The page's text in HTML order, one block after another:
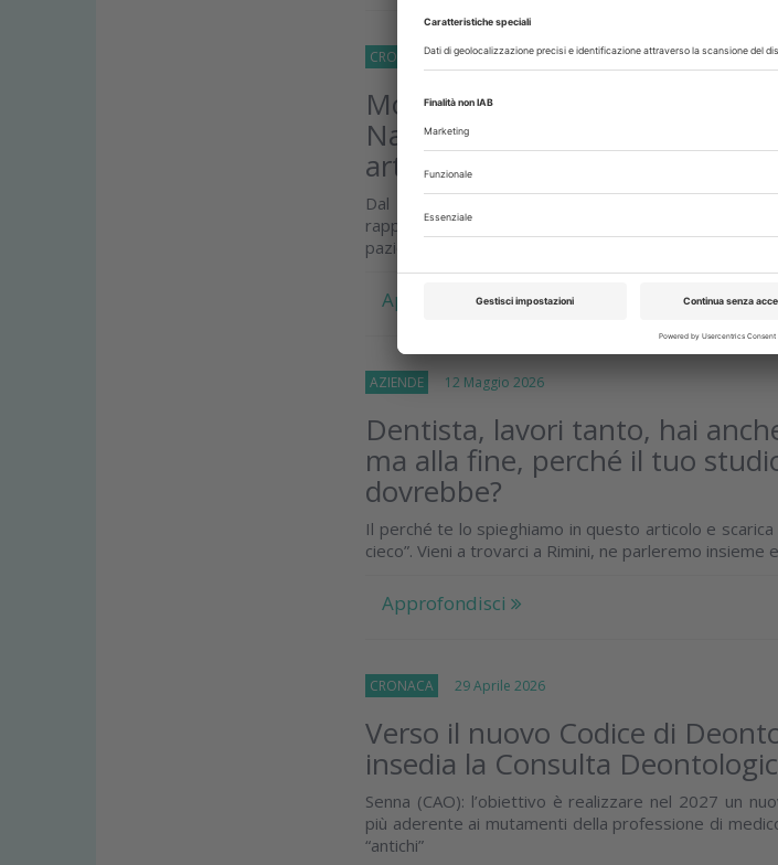
CRONACA 15 Maggio 2026
Momento di approfondimento
Nazionale all’Expodental
artificiale
Dal Congresso CAO all’Expodental Meeting il
rappresenta uno strumento potente, ma la cura è
paziente
Approfondisci
AZIENDE 12 Maggio 2026
Dentista, lavori tanto, hai
ma alla fine, perché il tuo
dovrebbe?
Il perché te lo spieghiamo in questo articolo e
cieco”. Vieni a trovarci a Rimini, ne parleremo insieme
Approfondisci
CRONACA 29 Aprile 2026
Verso il nuovo Codice di
insedia la Consulta
Senna (CAO): l’obiettivo è realizzare nel 2027 un
più aderente ai mutamenti della professione di
“antichi”